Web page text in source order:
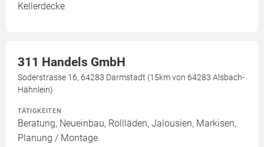
Kellerdecke
311 Handels GmbH
Soderstrasse 16, 64283 Darmstadt (15km von 64283 Alsbach-
Hähnlein)
TÄTIGKEITEN
Beratung, Neueinbau, Rollläden, Jalousien, Markisen,
Planung / Montage